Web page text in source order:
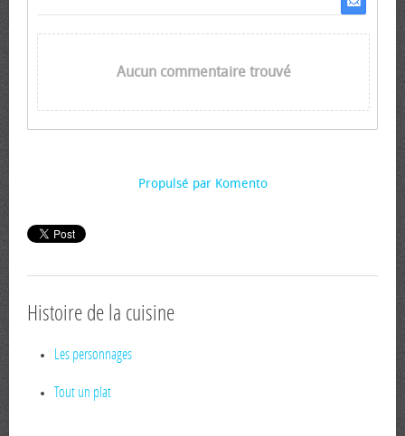
Aucun commentaire trouvé
Propulsé par Komento
Histoire de la cuisine
Les personnages
Tout un plat